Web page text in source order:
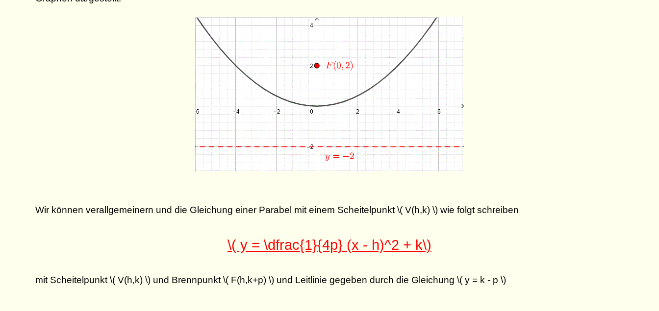
Wir können verallgemeinern und die Gleichung einer Parabel mit einem Scheitelpunkt \( V(h,k) \) wie folgt schreiben
\( y = \dfrac{1}{4p} (x - h)^2 + k\)
mit Scheitelpunkt \( V(h,k) \) und Brennpunkt \( F(h,k+p) \) und Leitlinie gegeben durch die Gleichung \( y = k - p \)